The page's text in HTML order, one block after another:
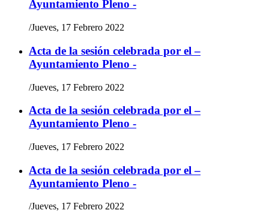
Ayuntamiento Pleno -
/Jueves, 17 Febrero 2022
Acta de la sesión celebrada por el –
Ayuntamiento Pleno -
/Jueves, 17 Febrero 2022
Acta de la sesión celebrada por el –
Ayuntamiento Pleno -
/Jueves, 17 Febrero 2022
Acta de la sesión celebrada por el –
Ayuntamiento Pleno -
/Jueves, 17 Febrero 2022